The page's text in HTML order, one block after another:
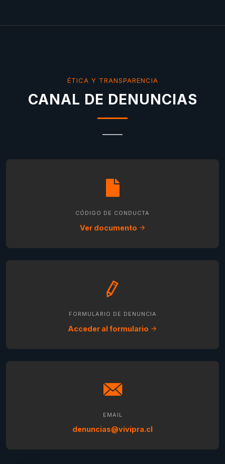
ÉTICA Y TRANSPARENCIA
CANAL DE DENUNCIAS
CÓDIGO DE CONDUCTA
Ver documento
FORMULARIO DE DENUNCIA
Acceder al formulario
EMAIL
denuncias@vivipra.cl